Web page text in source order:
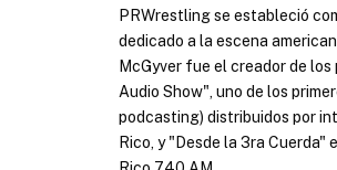
PRWrestling se estableció
dedicado a la escena
McGyver fue el creador de
Audio Show", uno de los
podcasting) distribuidos por
Rico, y "Desde la 3ra Cuerda"